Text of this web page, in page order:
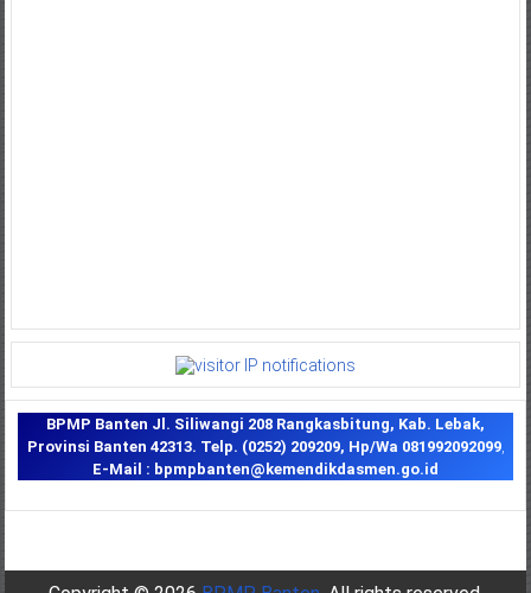
BPMP Banten Jl. Siliwangi 208 Rangkasbitung, Kab. Lebak,
Provinsi Banten 42313. Telp. (0252) 209209, Hp/Wa 081992092099,
E-Mail : bpmpbanten@kemendikdasmen.go.id